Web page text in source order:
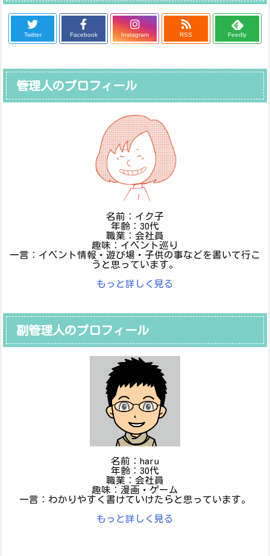
Twitter Facebook Instagram RSS Feedly
管理人のプロフィール
名前：イク子
年齢：30代
職業：会社員
趣味：イベント巡り
一言：イベント情報・遊び場・子供の事などを書いて行こ
うと思っています。
もっと詳しく見る
副管理人のプロフィール
名前：haru
年齢：30代
職業：会社員
趣味：漫画・ゲーム
一言：わかりやすく書けていけたらと思っています。
もっと詳しく見る